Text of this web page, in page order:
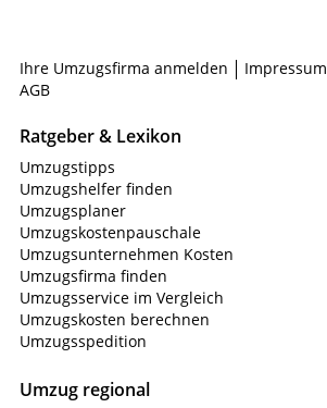
Ihre Umzugsfirma anmelden Impressum
AGB
Ratgeber & Lexikon
Umzugstipps
Umzugshelfer finden
Umzugsplaner
Umzugskostenpauschale
Umzugsunternehmen Kosten
Umzugsfirma finden
Umzugsservice im Vergleich
Umzugskosten berechnen
Umzugsspedition
Umzug regional